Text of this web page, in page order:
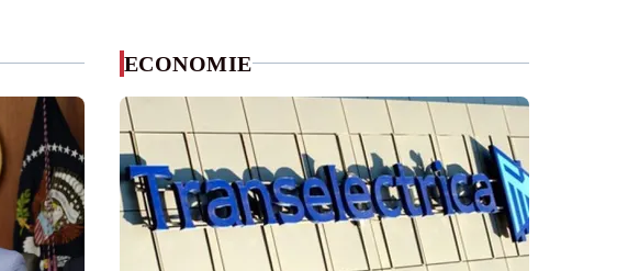
ECONOMIE